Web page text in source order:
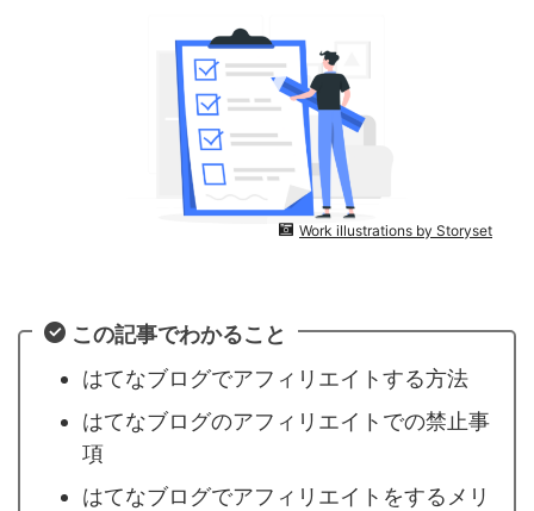
Work illustrations by Storyset
この記事でわかること
はてなブログでアフィリエイトする方法
はてなブログのアフィリエイトでの禁止事
項
はてなブログでアフィリエイトをするメリ